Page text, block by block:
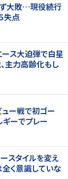
ず大敗…現役続行
失点
ス大迫弾で白星
主力高齢化もし
ュー戦で初ゴー
ギーでプレー
スタイルを変え
全く意識していな